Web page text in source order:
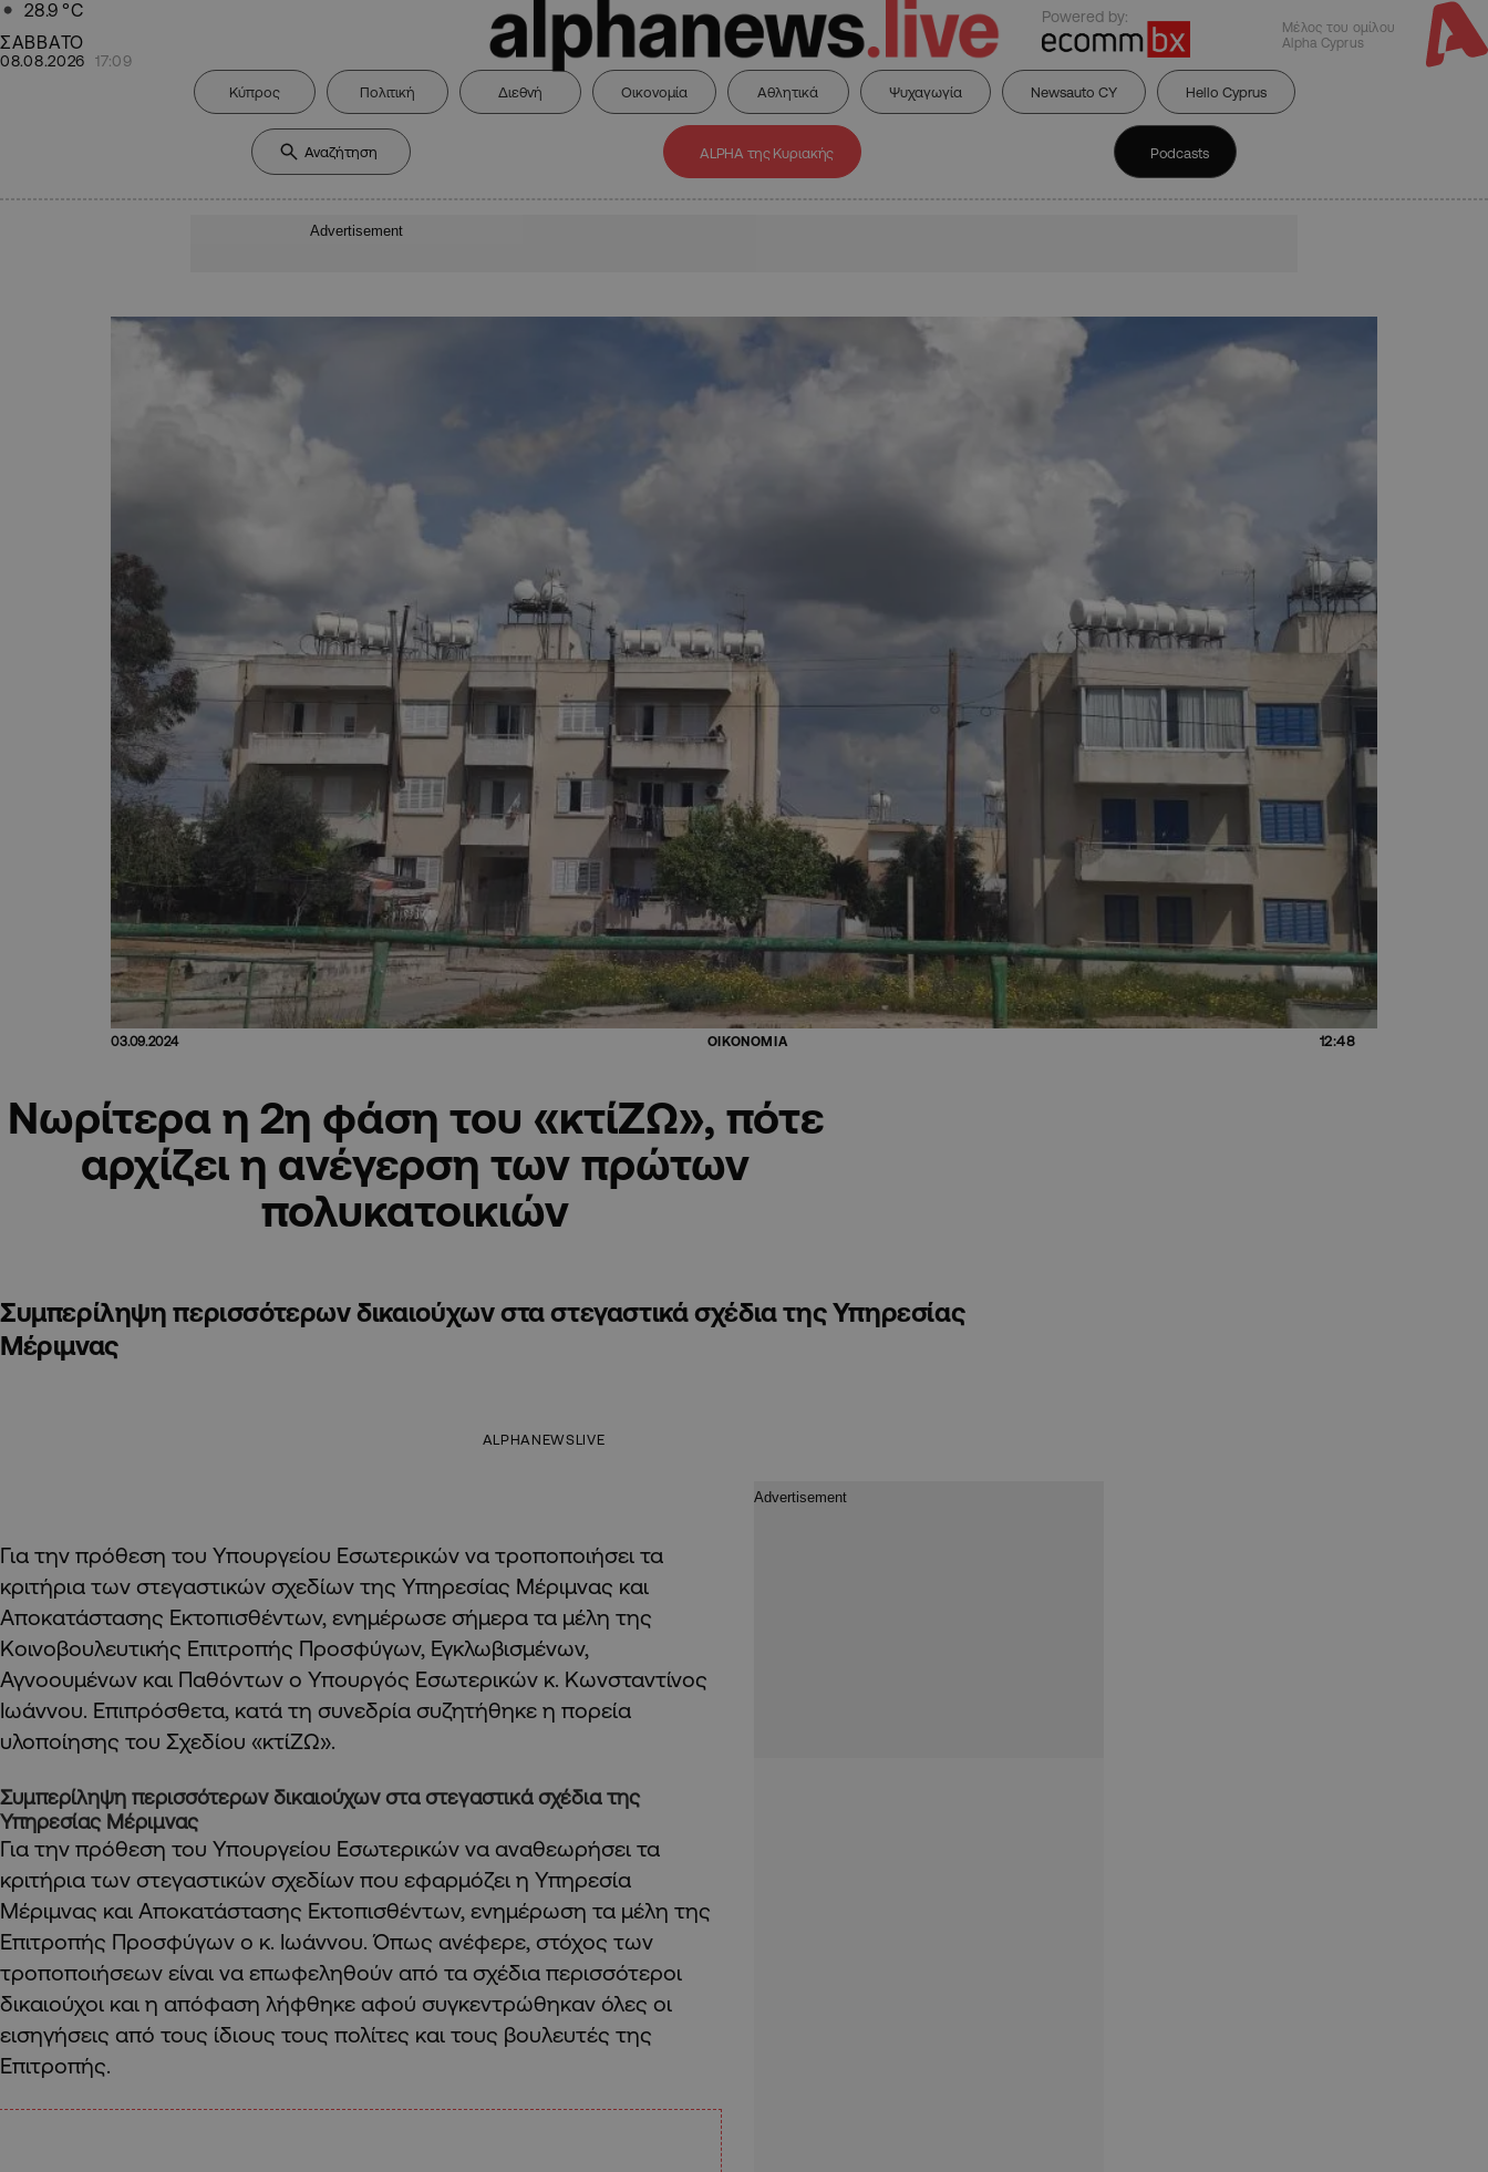
28.9 °C
ΣΑΒΒΑΤΟ
08.08.2026 17:09
Powered by:
Μέλος του ομίλου
Alpha Cyprus
Κύπρος Πολιτική Διεθνή Οικονομία Αθλητικά Ψυχαγωγία Newsauto CY Hello Cyprus
ALPHA της Κυριακής Podcasts
Advertisement
03.09.2024 ΟΙΚΟΝΟΜΙΑ 12:48
Νωρίτερα η 2η φάση του «κτίΖΩ», πότε
αρχίζει η ανέγερση των πρώτων
πολυκατοικιών
Συμπερίληψη περισσότερων δικαιούχων στα στεγαστικά σχέδια της Υπηρεσίας
Μέριμνας
ALPHANEWSLIVE
Για την πρόθεση του Υπουργείου Εσωτερικών να τροποποιήσει τα
κριτήρια των στεγαστικών σχεδίων της Υπηρεσίας Μέριμνας και
Αποκατάστασης Εκτοπισθέντων, ενημέρωσε σήμερα τα μέλη της
Κοινοβουλευτικής Επιτροπής Προσφύγων, Εγκλωβισμένων,
Αγνοουμένων και Παθόντων ο Υπουργός Εσωτερικών κ. Κωνσταντίνος
Ιωάννου. Επιπρόσθετα, κατά τη συνεδρία συζητήθηκε η πορεία
υλοποίησης του Σχεδίου «κτίΖΩ».
Συμπερίληψη περισσότερων δικαιούχων στα στεγαστικά σχέδια της
Υπηρεσίας Μέριμνας
Για την πρόθεση του Υπουργείου Εσωτερικών να αναθεωρήσει τα
κριτήρια των στεγαστικών σχεδίων που εφαρμόζει η Υπηρεσία
Μέριμνας και Αποκατάστασης Εκτοπισθέντων, ενημέρωση τα μέλη της
Επιτροπής Προσφύγων ο κ. Ιωάννου. Όπως ανέφερε, στόχος των
τροποποιήσεων είναι να επωφεληθούν από τα σχέδια περισσότεροι
δικαιούχοι και η απόφαση λήφθηκε αφού συγκεντρώθηκαν όλες οι
εισηγήσεις από τους ίδιους τους πολίτες και τους βουλευτές της
Επιτροπής.